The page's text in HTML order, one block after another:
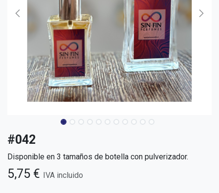
#042
Disponible en 3 tamaños de botella con pulverizador.
5,75 € IVA incluido